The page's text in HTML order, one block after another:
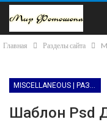
Главная Разделы сайта
Шаблон Psd